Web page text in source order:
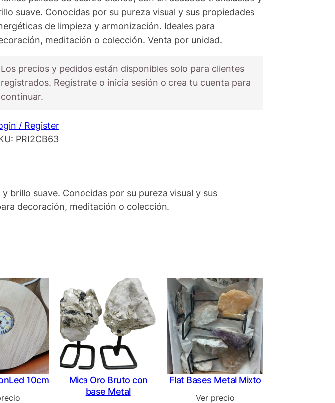
suave. Conocidas por su pureza visual y sus propiedades
de limpieza y armonización. Ideales para
meditación o colección. Venta por unidad.
Los precios y pedidos están disponibles solo para clientes
registrados. Regístrate o inicia sesión o crea tu cuenta para
continuar.
/ Register
PRI2CB63
brillo suave. Conocidas por su pureza visual y sus
decoración, meditación o colección.
10cm
Mica Oro Bruto con
base Metal
Flat Bases Metal Mixto
Ver precio